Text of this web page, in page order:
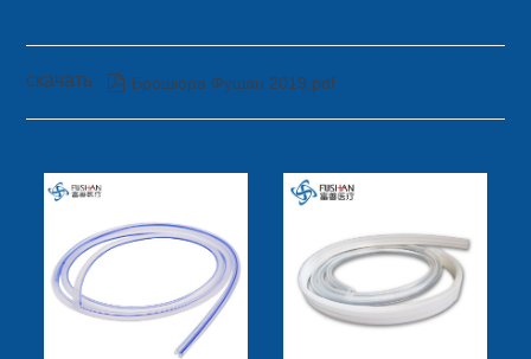
скачать  Брошюра Фушан 2019.pdf